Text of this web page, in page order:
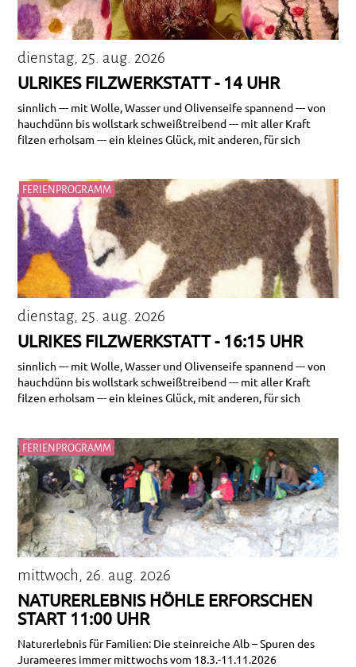
dienstag, 25. aug. 2026
ULRIKES FILZWERKSTATT - 14 UHR
sinnlich --- mit Wolle, Wasser und Olivenseife spannend --- von
hauchdünn bis wollstark schweißtreibend --- mit aller Kraft
filzen erholsam --- ein kleines Glück, mit anderen, für sich
FERIENPROGRAMM
dienstag, 25. aug. 2026
ULRIKES FILZWERKSTATT - 16:15 UHR
sinnlich --- mit Wolle, Wasser und Olivenseife spannend --- von
hauchdünn bis wollstark schweißtreibend --- mit aller Kraft
filzen erholsam --- ein kleines Glück, mit anderen, für sich
FERIENPROGRAMM
mittwoch, 26. aug. 2026
NATURERLEBNIS HÖHLE ERFORSCHEN
START 11:00 UHR
Naturerlebnis für Familien: Die steinreiche Alb – Spuren des
Jurameeres immer mittwochs vom 18.3.-11.11.2026